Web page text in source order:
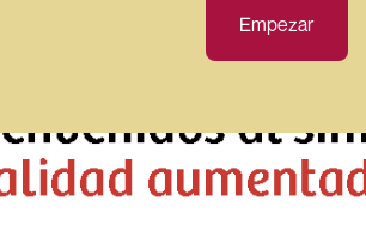
Empezar